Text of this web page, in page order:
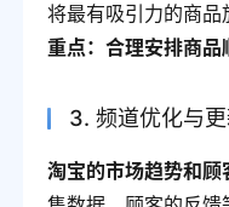
将最有吸引力的商品
重点：合理安排商品
3. 频道优化与
淘宝的市场趋势和